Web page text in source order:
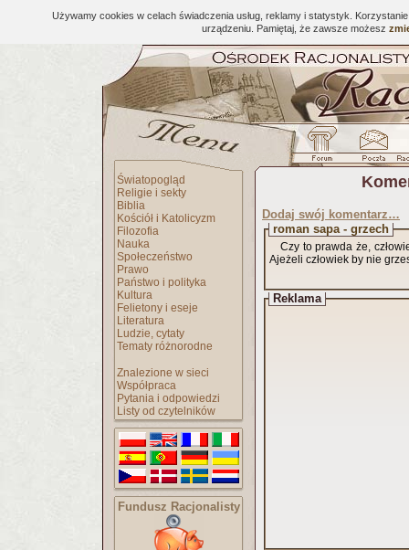
Używamy cookies w celach świadczenia usług, reklamy i statystyk.
urządzeniu. Pamiętaj, że zawsze możesz
Światopogląd
Religie i sekty
Biblia
Kościół i Katolicyzm
Filozofia
Nauka
Społeczeństwo
Prawo
Państwo i polityka
Kultura
Felietony i eseje
Literatura
Ludzie, cytaty
Tematy różnorodne
Znalezione w sieci
Współpraca
Pytania i odpowiedzi
Listy od czytelników
Fundusz Racjonalisty
Dodaj swój komentarz…
roman sapa - grzech
Czy to prawda że,
Ajeżeli człowiek by nie
Reklama